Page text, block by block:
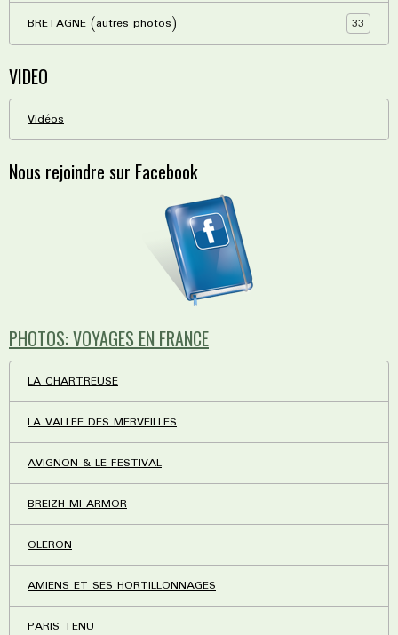
BRETAGNE (autres photos) 33
VIDEO
Vidéos
Nous rejoindre sur Facebook
PHOTOS: VOYAGES EN FRANCE
LA CHARTREUSE
LA VALLEE DES MERVEILLES
AVIGNON & LE FESTIVAL
BREIZH MI ARMOR
OLERON
AMIENS ET SES HORTILLONNAGES
PARIS TENU